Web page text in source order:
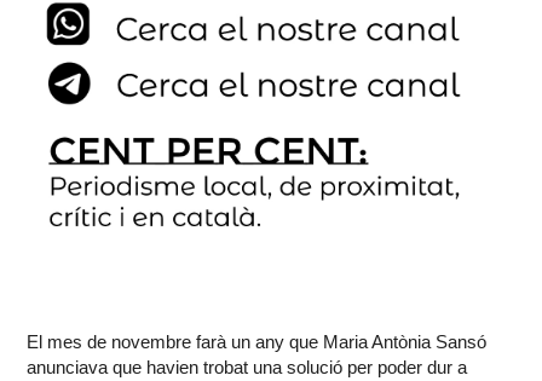
El mes de novembre farà un any que Maria Antònia Sansó
anunciava que havien trobat una solució per poder dur a